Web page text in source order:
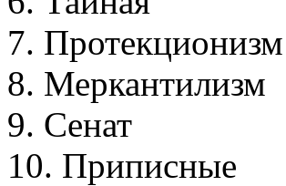
7. Протекционизм
8. Меркантилизм
9. Сенат
10. Приписные